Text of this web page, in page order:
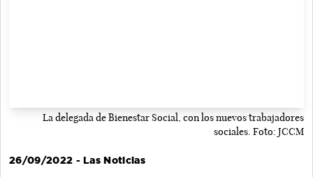
La delegada de Bienestar Social, con los nuevos trabajadores
sociales. Foto: JCCM
26/09/2022 - Las Noticias